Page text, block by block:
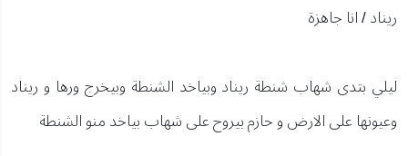
ريناد / انا جاهزة
ليلي بتدى شهاب شنطة ريناد وبياخد الشنطة وبيخرج ورها و ريناد
وعيونها على الارض و حازم بيروح على شهاب بياخد منو الشنطة